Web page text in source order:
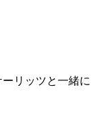
リッツと一緒に